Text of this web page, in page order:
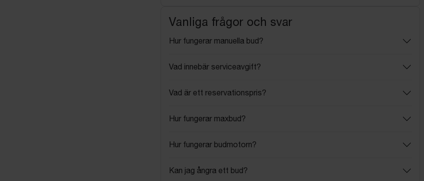
Vanliga frågor och svar
Hur fungerar manuella bud?
Vad innebär serviceavgift?
Vad är ett reservationspris?
Hur fungerar maxbud?
Hur fungerar budmotorn?
Kan jag ångra ett bud?